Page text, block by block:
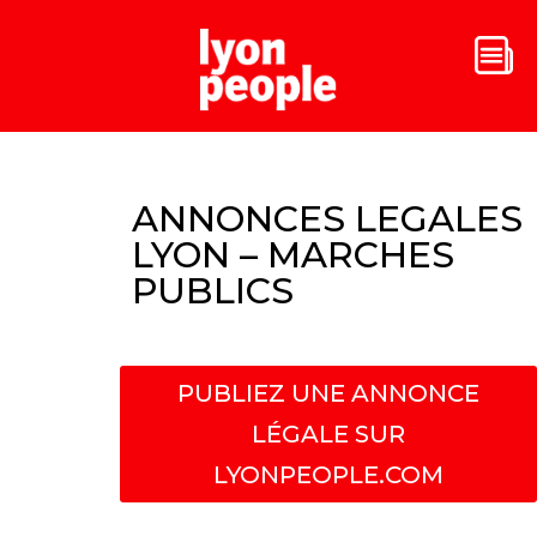
ANNONCES LEGALES
LYON – MARCHES
PUBLICS
PUBLIEZ UNE ANNONCE
LÉGALE SUR
LYONPEOPLE.COM